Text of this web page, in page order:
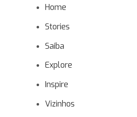
Home
Stories
Saiba
Explore
Inspire
Vizinhos